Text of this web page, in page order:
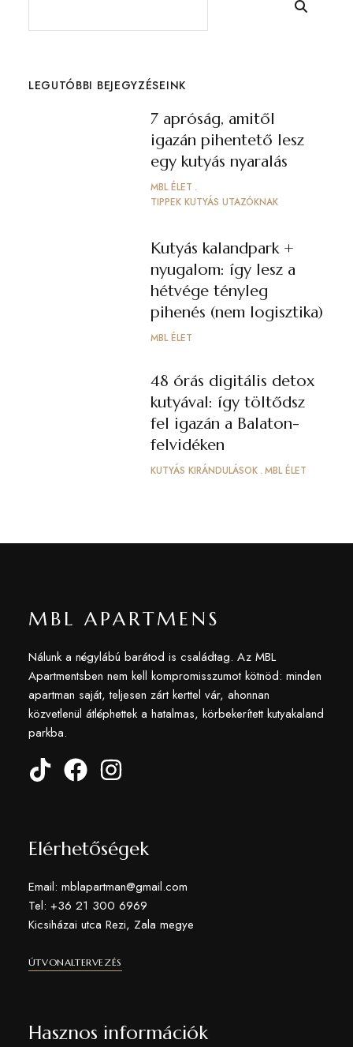
közösségi funkciók biztosításához, valamint weboldal forgalmunk
elemzéséhez. Ezenkívül közösségi média-, hirdető- és elemező
LEGUTÓBBI BEJEGYZÉSEINK
7 apróság, amitől
igazán pihentető lesz
egy kutyás nyaralás
MBL ÉLET
TIPPEK KUTYÁS UTAZÓKNAK
Kutyás kalandpark +
nyugalom: így lesz a
hétvége tényleg
pihenés (nem logisztika)
MBL ÉLET
48 órás digitális detox
kutyával: így töltődsz
fel igazán a Balaton-
felvidéken
KUTYÁS KIRÁNDULÁSOK MBL ÉLET
MBL APARTMENS
Nálunk a négylábú barátod is családtag. Az MBL
Apartmentsben nem kell kompromisszumot kötnöd: minden
apartman saját, teljesen zárt kerttel vár, ahonnan
közvetlenül átléphettek a hatalmas, körbekerített kutyakaland
parkba.
Elérhetőségek
Email: mblapartman@gmail.com
Tel: +36 21 300 6969
Kicsiházai utca Rezi, Zala megye
ÚTVONALTERVEZÉS
Hasznos információk